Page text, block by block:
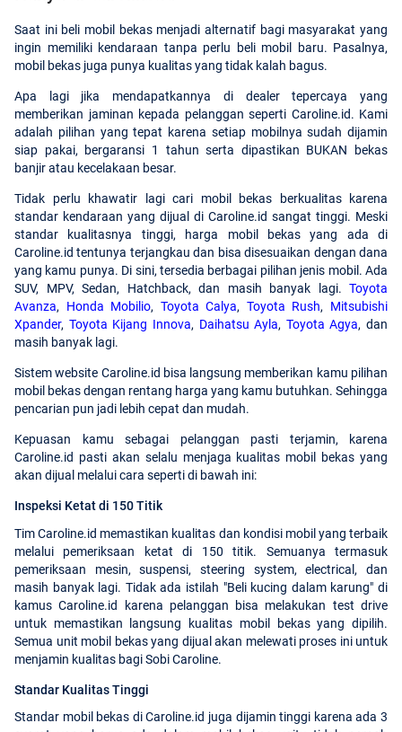
Saat ini beli mobil bekas menjadi alternatif bagi masyarakat yang
ingin memiliki kendaraan tanpa perlu beli mobil baru. Pasalnya,
mobil bekas juga punya kualitas yang tidak kalah bagus.
Apa lagi jika mendapatkannya di dealer tepercaya yang
memberikan jaminan kepada pelanggan seperti Caroline.id. Kami
adalah pilihan yang tepat karena setiap mobilnya sudah dijamin
siap pakai, bergaransi 1 tahun serta dipastikan BUKAN bekas
banjir atau kecelakaan besar.
Tidak perlu khawatir lagi cari mobil bekas berkualitas karena
standar kendaraan yang dijual di Caroline.id sangat tinggi. Meski
standar kualitasnya tinggi, harga mobil bekas yang ada di
Caroline.id tentunya terjangkau dan bisa disesuaikan dengan dana
yang kamu punya. Di sini, tersedia berbagai pilihan jenis mobil. Ada
SUV, MPV, Sedan, Hatchback, dan masih banyak lagi. Toyota
Avanza, Honda Mobilio, Toyota Calya, Toyota Rush, Mitsubishi
Xpander, Toyota Kijang Innova, Daihatsu Ayla, Toyota Agya, dan
masih banyak lagi.
Sistem website Caroline.id bisa langsung memberikan kamu pilihan
mobil bekas dengan rentang harga yang kamu butuhkan. Sehingga
pencarian pun jadi lebih cepat dan mudah.
Kepuasan kamu sebagai pelanggan pasti terjamin, karena
Caroline.id pasti akan selalu menjaga kualitas mobil bekas yang
akan dijual melalui cara seperti di bawah ini:
Inspeksi Ketat di 150 Titik
Tim Caroline.id memastikan kualitas dan kondisi mobil yang terbaik
melalui pemeriksaan ketat di 150 titik. Semuanya termasuk
pemeriksaan mesin, suspensi, steering system, electrical, dan
masih banyak lagi. Tidak ada istilah "Beli kucing dalam karung" di
kamus Caroline.id karena pelanggan bisa melakukan test drive
untuk memastikan langsung kualitas mobil bekas yang dipilih.
Semua unit mobil bekas yang dijual akan melewati proses ini untuk
menjamin kualitas bagi Sobi Caroline.
Standar Kualitas Tinggi
Standar mobil bekas di Caroline.id juga dijamin tinggi karena ada 3